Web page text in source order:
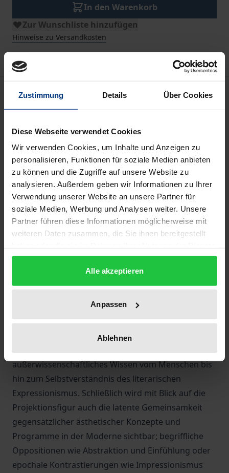
Zustimmung Details Über Cookies
Diese Webseite verwendet Cookies
Wir verwenden Cookies, um Inhalte und Anzeigen zu
personalisieren, Funktionen für soziale Medien anbieten
zu können und die Zugriffe auf unsere Website zu
analysieren. Außerdem geben wir Informationen zu Ihrer
Verwendung unserer Website an unsere Partner für
soziale Medien, Werbung und Analysen weiter. Unsere
Partner führen diese Informationen möglicherweise mit
weiteren Daten zusammen, die Sie ihnen bereitgestellt
gesammelt haben.
Alle akzeptieren
Anpassen
Ablehnen
In den Warenkorb
Zur Wunschliste hinzufügen
Hinweise zu Versandkosten
Beschreibung
immer wieder herangezogen wird, um das
Verhältnis von Subjekt und Außenwelt zu
bestimmen, gehört zu jenem Bodensatz des
kulturellen Wissens, der sich weder
einzelwissenschaftlich verorten noch begrifflich
fixieren läßt; sie ist in dem Sinne fundamental, daß
sie verschiedene Disziplinen und Wissenssysteme
durchläuft und in vergleichbarer Weise organisiert.
die Projektionsmetapher erstmalig auftaucht – in
der Sinnesphysiologie des 19. Jahrhunderts –,
zeichnet ihre Karriere in Erkenntnistheorie,
Kulturgeschichte, Religionskritik,
Technikphilosophie, Psychoanalyse und Ästhetik
außerwissenschaftliches Wissen vom Menschen bis
hin zum Selbstverständnis des literarischen
Expressionismus. Schließlich wird mit Blick auf die
Projektionsfigur auch die latente Gemeinsamkeit
gegensätzlicher ästhetischer Konzepte und
Programme in der Moderne sichtbar; begriffliche
Oppositionen wie Abstraktion und Einfühlung oder
epochale Kontrastierungen wie Impressionismus